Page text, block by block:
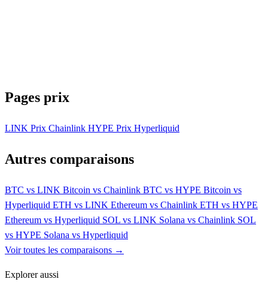
Pages prix
LINK Prix Chainlink HYPE Prix Hyperliquid
Autres comparaisons
BTC vs LINK Bitcoin vs Chainlink BTC vs HYPE Bitcoin vs
Hyperliquid ETH vs LINK Ethereum vs Chainlink ETH vs HYPE
Ethereum vs Hyperliquid SOL vs LINK Solana vs Chainlink SOL
vs HYPE Solana vs Hyperliquid
Voir toutes les comparaisons →
Explorer aussi